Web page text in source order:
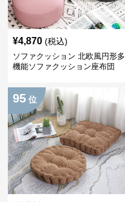
¥4,870 (税込)
ソファクッション 北欧風円形多
機能ソファクッション座布団
95 位